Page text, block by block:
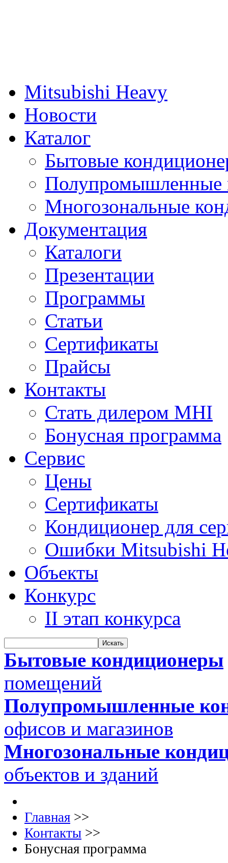
Mitsubishi Heavy
Новости
Каталог
Бытовые
Полупромышленные
Многозональные
Документация
Каталоги
Презентации
Программы
Статьи
Сертификаты
Прайсы
Контакты
Стать дилером MHI
Бонусная программа
Сервис
Цены
Сертификаты
Кондиционер для
Ошибки Mitsubishi
Объекты
Конкурс
II этап конкурса
Бытовые кондиционеры
помещений
Полупромышленные
офисов и магазинов
Многозональные
объектов и зданий
Главная >>
Контакты >>
Бонусная программа